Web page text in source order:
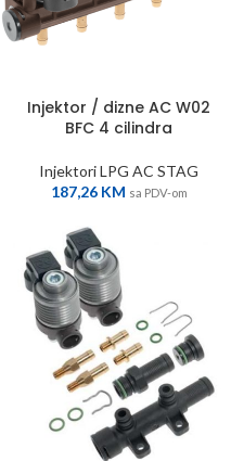
Injektor / dizne AC W02
BFC 4 cilindra
Injektori LPG AC STAG
187,26 KM sa PDV-om